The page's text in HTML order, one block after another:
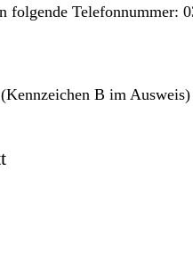
Telefonnummer:
B im